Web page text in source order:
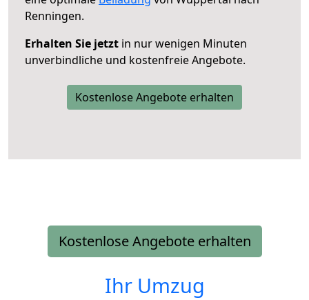
Renningen.
Erhalten Sie jetzt in nur wenigen Minuten
unverbindliche und kostenfreie Angebote.
Kostenlose Angebote erhalten
Kostenlose Angebote erhalten
Ihr Umzug